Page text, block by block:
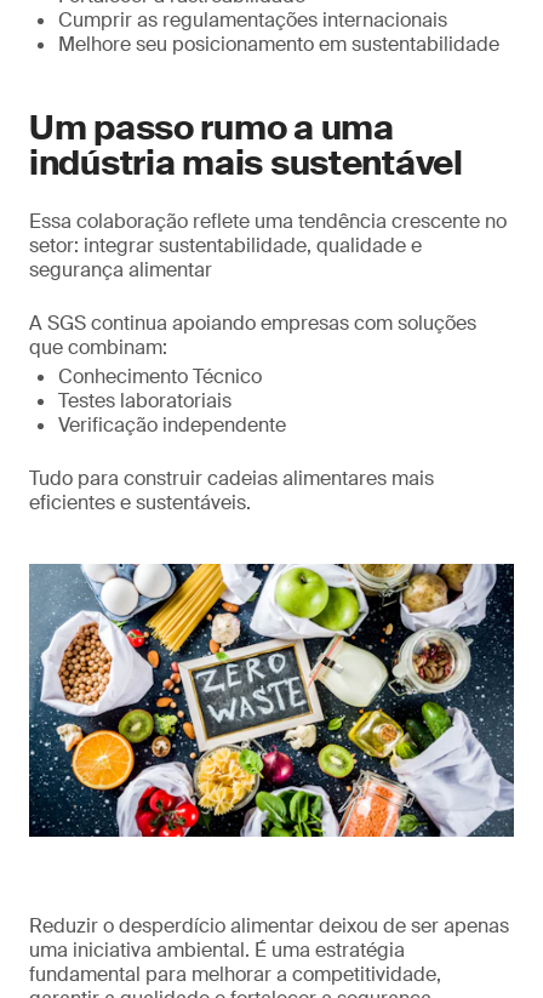
Cumprir as regulamentações internacionais
Melhore seu posicionamento em sustentabilidade
Um passo rumo a uma
indústria mais sustentável
Essa colaboração reflete uma tendência crescente no
setor: integrar sustentabilidade, qualidade e
segurança alimentar
A SGS continua apoiando empresas com soluções
que combinam:
Conhecimento Técnico
Testes laboratoriais
Verificação independente
Tudo para construir cadeias alimentares mais
eficientes e sustentáveis.
Reduzir o desperdício alimentar deixou de ser apenas
uma iniciativa ambiental. É uma estratégia
fundamental para melhorar a competitividade,